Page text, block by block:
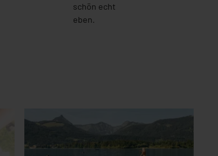
schön echt
eben.